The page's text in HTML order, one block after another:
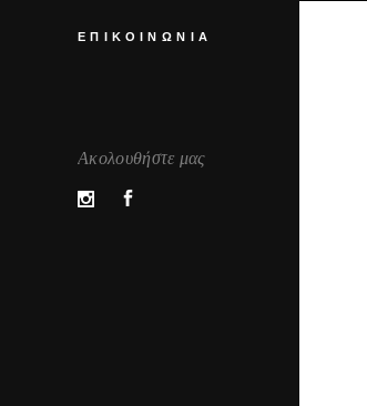
ΕΠΙΚΟΙΝΩΝΊΑ
Ακολουθήστε μας